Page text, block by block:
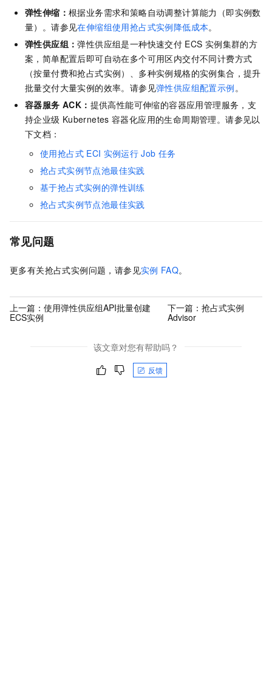
弹性伸缩： 根据业务需求和策略自动调整计算能力（即实例数
量）。请参见在伸缩组使用抢占式实例降低成本。
弹性供应组：弹性供应组是一种快速交付 ECS 实例集群的方
案，简单配置后即可自动在多个可用区内交付不同计费方式
（按量付费和抢占式实例）、多种实例规格的实例集合，提升
批量交付大量实例的效率。请参见弹性供应组配置示例。
容器服务 ACK： 提供高性能可伸缩的容器应用管理服务，支
持企业级 Kubernetes 容器化应用的生命周期管理。请参见以
下文档：
使用抢占式 ECI 实例运行 Job 任务
抢占式实例节点池最佳实践
基于抢占式实例的弹性训练
抢占式实例节点池最佳实践
常见问题
更多有关抢占式实例问题，请参见实例 FAQ。
上一篇： 使用弹性供应组API批量创建
ECS实例
下一篇： 抢占式实例
Advisor
该文章对您有帮助吗？
反馈